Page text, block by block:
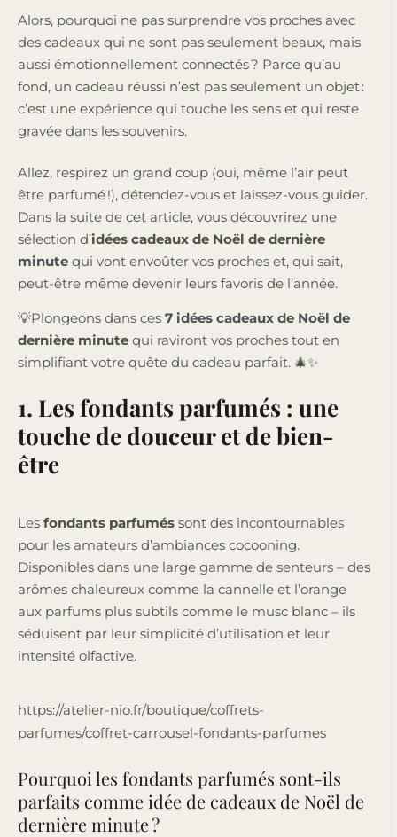
Alors, pourquoi ne pas surprendre vos proches avec
des cadeaux qui ne sont pas seulement beaux, mais
aussi émotionnellement connectés ? Parce qu’au
fond, un cadeau réussi n’est pas seulement un objet :
c’est une expérience qui touche les sens et qui reste
gravée dans les souvenirs.
Allez, respirez un grand coup (oui, même l’air peut
être parfumé !), détendez-vous et laissez-vous guider.
Dans la suite de cet article, vous découvrirez une
sélection d’idées cadeaux de Noël de dernière
minute qui vont envoûter vos proches et, qui sait,
peut-être même devenir leurs favoris de l’année.
💡Plongeons dans ces 7 idées cadeaux de Noël de
dernière minute qui raviront vos proches tout en
simplifiant votre quête du cadeau parfait. 🎄✨
1. Les fondants parfumés : une
touche de douceur et de bien-
être
Les fondants parfumés sont des incontournables
pour les amateurs d’ambiances cocooning.
Disponibles dans une large gamme de senteurs – des
arômes chaleureux comme la cannelle et l’orange
aux parfums plus subtils comme le musc blanc – ils
séduisent par leur simplicité d’utilisation et leur
intensité olfactive.
https://atelier-nio.fr/boutique/coffrets-
parfumes/coffret-carrousel-fondants-parfumes
Pourquoi les fondants parfumés sont-ils
parfaits comme idée de cadeaux de Noël de
dernière minute ?